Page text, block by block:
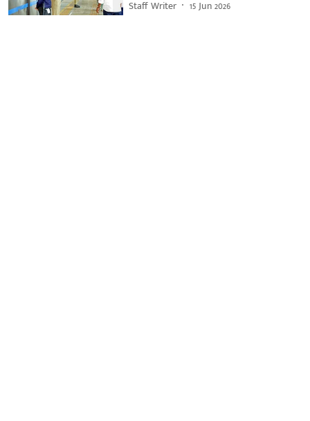
Staff Writer 15 Jun 2026